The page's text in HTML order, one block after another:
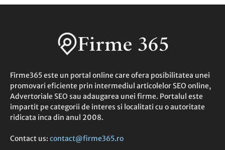
Firme365 este un portal online care ofera posibilitatea unei
promovari eficiente prin intermediul articolelor SEO online,
Advertoriale SEO sau adaugarea unei firme. Portalul este
impartit pe categorii de interes si localitati cu o autoritate
ridicata inca din anul 2008.
Contact us: contact@firme365.ro